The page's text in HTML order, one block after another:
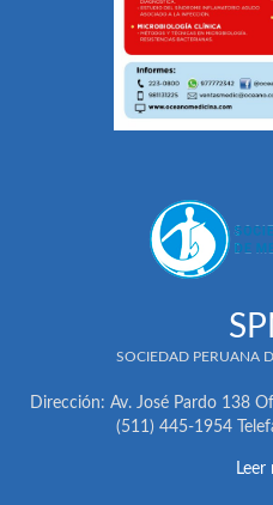
SOCIEDAD PERUANA
Dirección: Av. José Pardo 138
(511) 445-1954
Leer